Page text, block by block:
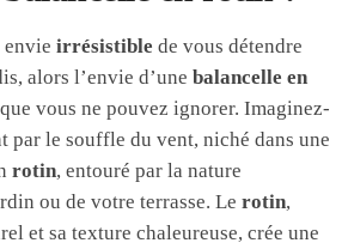
envie irrésistible de vous détendre
alors l’envie d’une balancelle en
vous ne pouvez ignorer. Imaginez-
par le souffle du vent, niché dans une
rotin, entouré par la nature
ou de votre terrasse. Le rotin,
et sa texture chaleureuse, crée une